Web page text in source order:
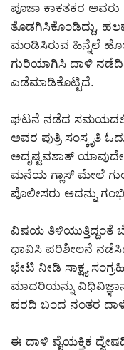
ಪೂಜಾ ಕಾಕತಕರ
ತೊಡಗಿಸಿಕೊಂಡಿದ್ದು,
ಮಂಡಿಸಿರುವ ಹಿನ್ನೆಲೆ
ಗುರಿಯಾಗಿಸಿ ದಾಳಿ
ಎಡೆಮಾಡಿಕೊಟ್ಟಿದೆ.
ಘಟನೆ ನಡೆದ
ಅವರ ಪುತ್ರಿ ಸಂಸ್ಕೃತಿ
ಅದೃಷ್ಟವಶಾತ್
ಮನೆಯ ಗ್ಲಾಸ್ ಮೇಲೆ
ಪೊಲೀಸರು ಅದನ್ನು
ವಿಷಯ ತಿಳಿಯುತ್ತಿದ್ದಂತೆ
ಧಾವಿಸಿ ಪರಿಶೀಲನೆ
ಭೇಟಿ ನೀಡಿ ಸಾಕ್ಷ್ಯ
ಮಾದರಿಯನ್ನು
ವರದಿ ಬಂದ ನಂತರ
ಈ ದಾಳಿ ವೈಯಕ್ತಿಕ